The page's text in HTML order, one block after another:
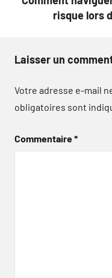
risque lors
Laisser un
Votre adresse e-mail
obligatoires sont
Commentaire*